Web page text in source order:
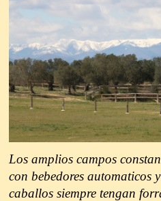
Los amplios campos
con bebedores automaticos
caballos siempre tengan